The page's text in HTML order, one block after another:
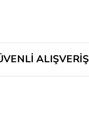
ALIŞVERİŞ